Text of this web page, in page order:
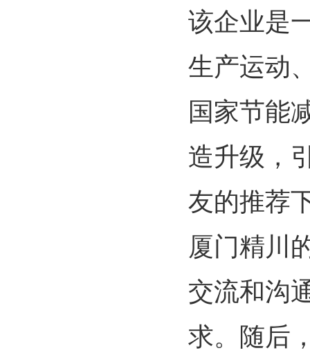
该企业是
生产运动
国家节能
造升级，
友的推荐
厦门精川
交流和沟
求。随后